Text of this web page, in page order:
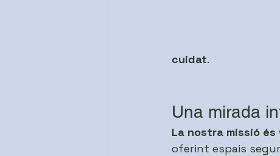
cuidat.
Una mirada
La nostra missió
oferint espais